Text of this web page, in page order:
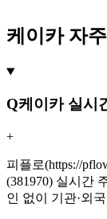
케이카 자
Q케이카 실시
+
피플로(https://
(381970) 실시간
인 없이 기관·외